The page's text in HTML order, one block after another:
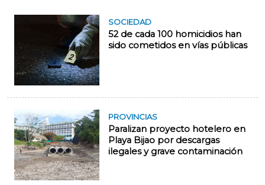
SOCIEDAD
52 de cada 100 homicidios han
sido cometidos en vías públicas
PROVINCIAS
Paralizan proyecto hotelero en
Playa Bijao por descargas
ilegales y grave contaminación